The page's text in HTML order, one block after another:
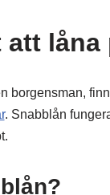
att
borgensman,
. Snabblån